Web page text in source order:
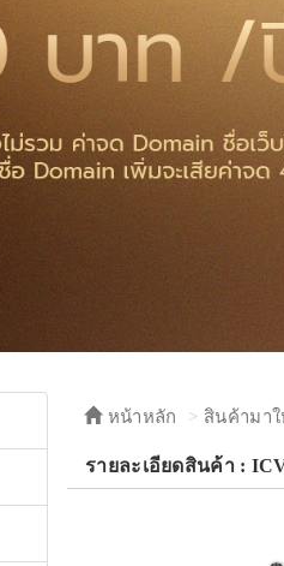
หน้าหลัก สินค้ามา
รายละเอียดสินค้า :